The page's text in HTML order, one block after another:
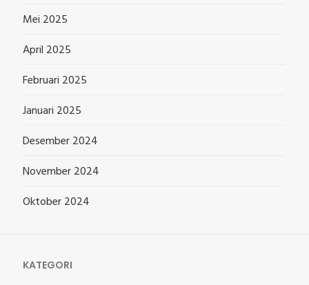
Mei 2025
April 2025
Februari 2025
Januari 2025
Desember 2024
November 2024
Oktober 2024
KATEGORI